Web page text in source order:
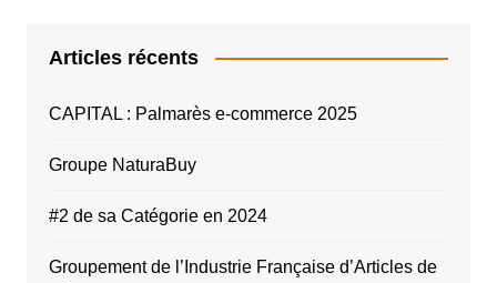
Articles récents
CAPITAL : Palmarès e-commerce 2025
Groupe NaturaBuy
#2 de sa Catégorie en 2024
Groupement de l’Industrie Française d’Articles de